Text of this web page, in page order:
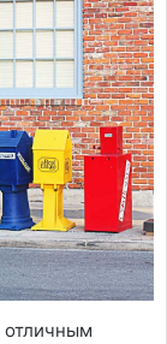
отличным